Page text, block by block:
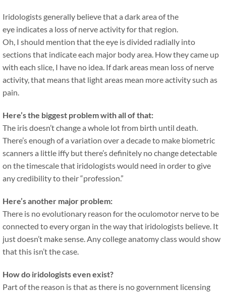
Iridologists generally believe that a dark area of the
eye indicates a loss of nerve activity for that region.
Oh, I should mention that the eye is divided radially into
sections that indicate each major body area. How they came up
with each slice, I have no idea. If dark areas mean loss of nerve
activity, that means that light areas mean more activity such as
pain.
Here’s the biggest problem with all of that:
The iris doesn’t change a whole lot from birth until death.
There’s enough of a variation over a decade to make biometric
scanners a little iffy but there’s definitely no change detectable
on the timescale that iridologists would need in order to give
any credibility to their “profession.”
Here’s another major problem:
There is no evolutionary reason for the oculomotor nerve to be
connected to every organ in the way that iridologists believe. It
just doesn’t make sense. Any college anatomy class would show
that this isn’t the case.
How do iridologists even exist?
Part of the reason is that as there is no government licensing